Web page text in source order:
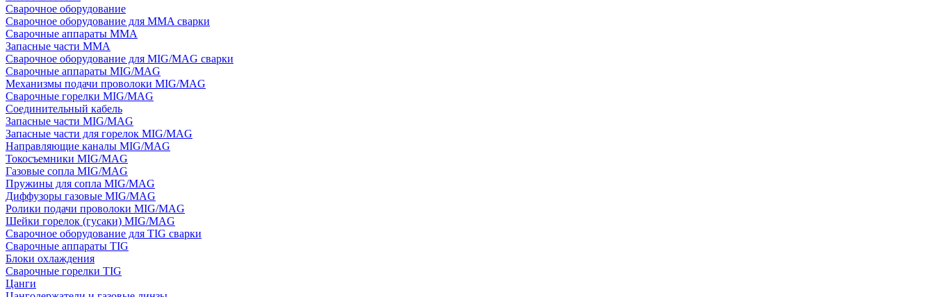
Сварочное оборудование
Сварочное оборудование для MMA сварки
Сварочные аппараты MMA
Запасные части MMA
Сварочное оборудование для MIG/MAG сварки
Сварочные аппараты MIG/MAG
Механизмы подачи проволоки MIG/MAG
Сварочные горелки MIG/MAG
Соединительный кабель
Запасные части MIG/MAG
Запасные части для горелок MIG/MAG
Направляющие каналы MIG/MAG
Токосъемники MIG/MAG
Газовые сопла MIG/MAG
Пружины для сопла MIG/MAG
Диффузоры газовые MIG/MAG
Ролики подачи проволоки MIG/MAG
Шейки горелок (гусаки) MIG/MAG
Сварочное оборудование для TIG сварки
Сварочные аппараты TIG
Блоки охлаждения
Сварочные горелки TIG
Цанги